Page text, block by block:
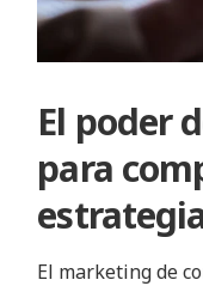
El poder
para
El marketing de